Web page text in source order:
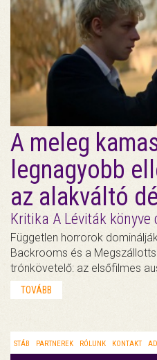
A meleg
legnagyobb
az alakváltó
Kritika A Léviták
Független horrorok
Backrooms és a
trónkövetelő: az elsőfilmes
TOVÁBB
STÁB PARTNEREK RÓLUNK KONTAKT